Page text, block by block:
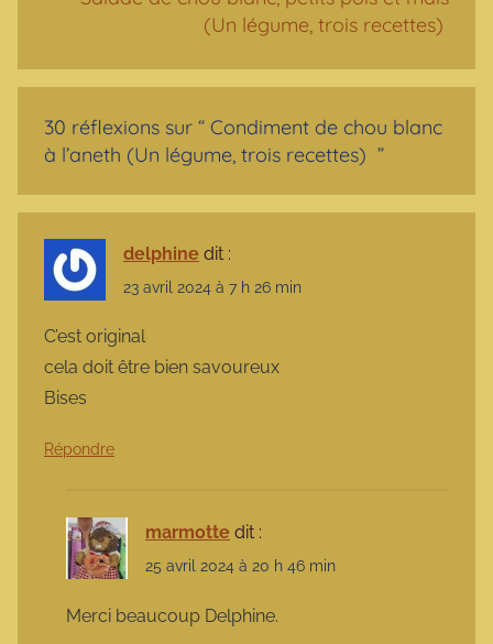
(Un légume, trois recettes)
30 réflexions sur “ Condiment de chou blanc
à l’aneth (Un légume, trois recettes) ”
delphine dit :
23 avril 2024 à 7 h 26 min
C’est original
cela doit être bien savoureux
Bises
Répondre
marmotte dit :
25 avril 2024 à 20 h 46 min
Merci beaucoup Delphine.